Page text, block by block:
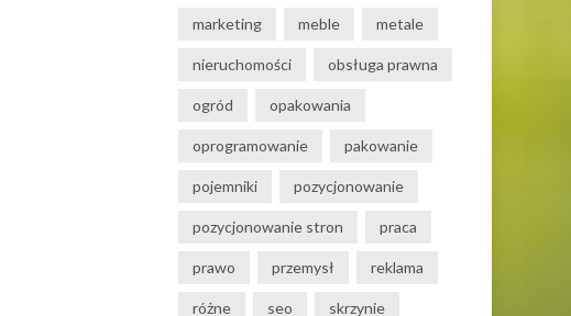
marketing meble metale
nieruchomości obsługa prawna
ogród opakowania
oprogramowanie pakowanie
pojemniki pozycjonowanie
pozycjonowanie stron praca
prawo przemysł reklama
różne seo skrzynie